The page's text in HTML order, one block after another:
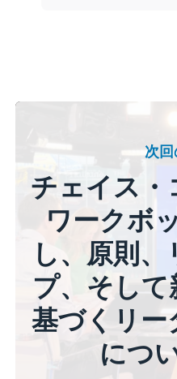
次
チェイス
ワークボ
し、原則
プ、そし
基づくリー
につ